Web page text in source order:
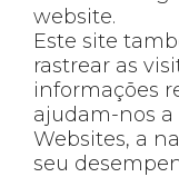
website.
Este site
rastrear as
informações
ajudam-nos
Websites, a
seu